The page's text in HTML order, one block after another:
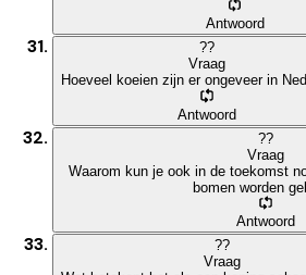
Antwoord
??
Vraag
Hoeveel koeien zijn er ongeveer in
Antwoord
??
Vraag
Waarom kun je ook in de toekomst
bomen worden
Antwoord
??
Vraag